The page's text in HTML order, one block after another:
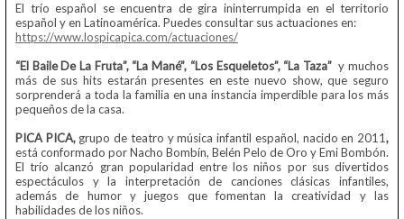
El trío español se encuentra de gira ininterrumpida en el territorio
español y en Latinoamérica. Puedes consultar sus actuaciones en:
https://www.lospicapica.com/actuaciones/
“El Baile De La Fruta”, “La Mané”, “Los Esqueletos”, “La Taza” y muchos
más de sus hits estarán presentes en este nuevo show, que seguro
sorprenderá a toda la familia en una instancia imperdible para los más
pequeños de la casa.
PICA PICA, grupo de teatro y música infantil español, nacido en 2011,
está conformado porNacho Bombín, Belén Pelo de Oro y Emi Bombón.
El trío alcanzó gran popularidad entre los niños por sus divertidos
espectáculos y la interpretación de canciones clásicas infantiles,
además de humor y juegos que fomentan la creatividad y las
habilidades de los niños.